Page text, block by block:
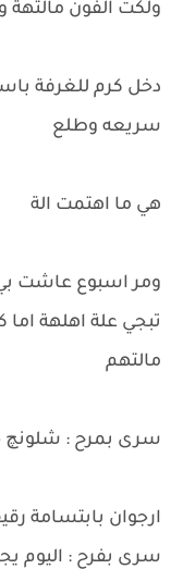
ولكت الفون مالتهة
دخل كرم للغرفة
سريعه وطلع
هي ما اهتمت الة
ومر اسبوع عاشت بي
تبجي علة اهلهة
مالتهم
سرى بمرح : شلونچ
ارجوان بابتسامة
سرى بفرح : اليوم